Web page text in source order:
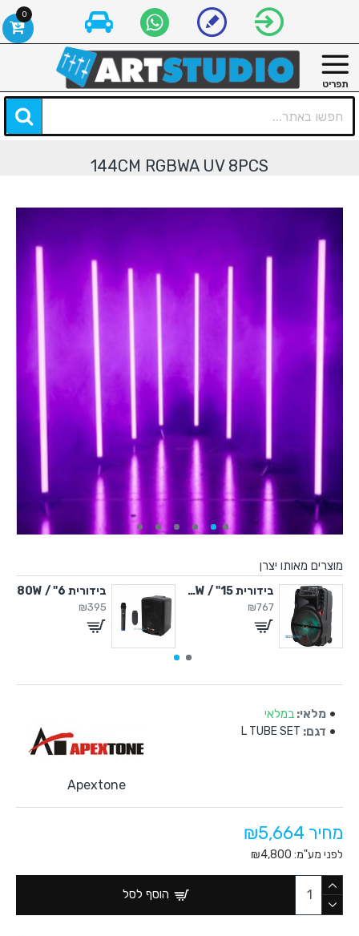
144CM RGBWA UV 8PCS
מוצרים מאותו יצרן
בידורית 15" / 500W
₪767
בידורית 6" / 80W
₪395
מלאי: במלאי
דגם: L TUBE SET
Apextone
מחיר ₪5,664
לפני מע"מ: ₪4,800
הוסף לסל
0